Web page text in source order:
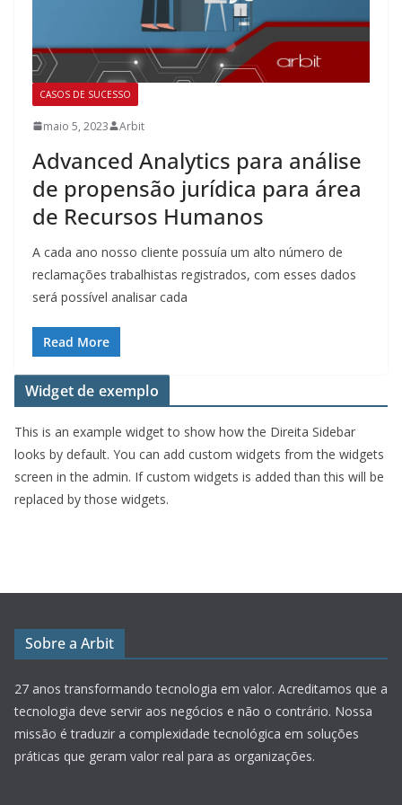
CASOS DE SUCESSO
maio 5, 2023 Arbit
Advanced Analytics para análise
de propensão jurídica para área
de Recursos Humanos
A cada ano nosso cliente possuía um alto número de
reclamações trabalhistas registrados, com esses dados
será possível analisar cada
Read More
Widget de exemplo
This is an example widget to show how the Direita Sidebar
looks by default. You can add custom widgets from the widgets
screen in the admin. If custom widgets is added than this will be
replaced by those widgets.
Sobre a Arbit
27 anos transformando tecnologia em valor. Acreditamos que a
tecnologia deve servir aos negócios e não o contrário. Nossa
missão é traduzir a complexidade tecnológica em soluções
práticas que geram valor real para as organizações.